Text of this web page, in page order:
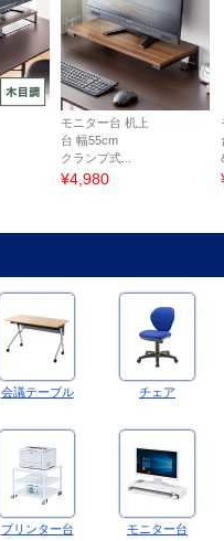
モニター台 机上
台 幅55cm
クランプ式...
¥4,980
会議テーブル チェア
プリンター台 モニター台